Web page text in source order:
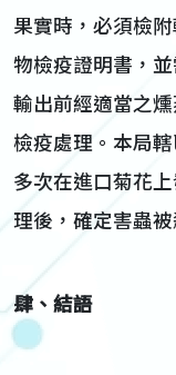
果實時，必須檢
物檢疫證明書，
輸出前經適當之
檢疫處理。本局
多次在進口菊花
理後，確定害蟲
肆、結語